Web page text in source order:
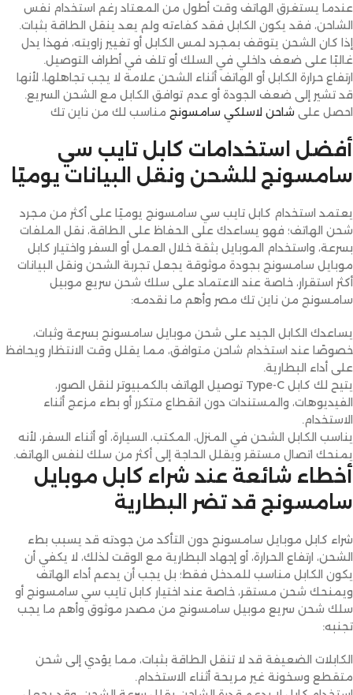
عندما يستغرق الهاتف وقت أطول من المعتاد رغم استخدام نفس
الشاحن، فقد يكون الكابل فقد كفاءته ولم يعد ينقل الطاقة بثبات.
إذا كان الشحن يتوقف بمجرد لمس الكابل أو تغيير زاويته، فهذا يدل
غالبًا على ضعف داخلي في السلك أو تلف في أطراف التوصيل.
ارتفاع حرارة الكابل أو الهاتف أثناء الشحن علامة لا يجب تجاهلها، لأنها
قد تشير إلى ضعف الجودة أو عدم توافق الكابل مع الشحن السريع.
احصل على شاحن لاسلكي سامسونج مناسب لك من ناين تك
أفضل استخدامات كابل تايب سي
سامسونج للشحن ونقل البيانات يوميًا
يعتمد استخدام كابل تايب سي سامسونج يوميًا على أكثر من مجرد
شحن الهاتف؛ فهو يساعدك على الحفاظ على الطاقة، نقل الملفات
بسرعة، واستخدام الموبايل بثقة خلال العمل أو السفر واختيار كابل
موبايل سامسونج بجودة موثوقة يجعل تجربة الشحن ونقل البيانات
أكثر استقرار، خاصة عند الاعتماد على سلك شحن سريع موبيل
سامسونج من ناين تك مصر وأهم ما نقدمه:
يساعدك الكابل الجيد على شحن موبايل سامسونج بسرعة وثبات،
خصوصًا عند استخدام شاحن متوافق، مما يقلل وقت الانتظار ويحافظ
على أداء البطارية.
يتيح لك كابل Type-C توصيل الهاتف بالكمبيوتر لنقل الصور،
الفيديوهات، والمستندات دون انقطاع متكرر أو بطء مزعج أثناء
الاستخدام.
يناسب الكابل الشحن في المنزل، المكتب، السيارة، أو أثناء السفر، لأنه
يمنحك اتصال مستقر ويقلل الحاجة إلى أكثر من سلك لنفس الهاتف.
أخطاء شائعة عند شراء كابل موبايل
سامسونج قد تضر البطارية
شراء كابل موبايل سامسونج دون التأكد من جودته قد يسبب بطء
الشحن، ارتفاع الحرارة، أو إجهاد البطارية مع الوقت لذلك، لا يكفي أن
يكون الكابل مناسب للمدخل فقط؛ بل يجب أن يدعم أداء الهاتف
ويمنحك شحن مستقر، خاصة عند اختيار كابل تايب سي سامسونج أو
سلك شحن سريع موبيل سامسونج من مصدر موثوق وأهم ما يجب
تجنبه:
الكابلات الضعيفة قد لا تنقل الطاقة بثبات، مما يؤدي إلى شحن
متقطع وسخونة غير مريحة أثناء الاستخدام.